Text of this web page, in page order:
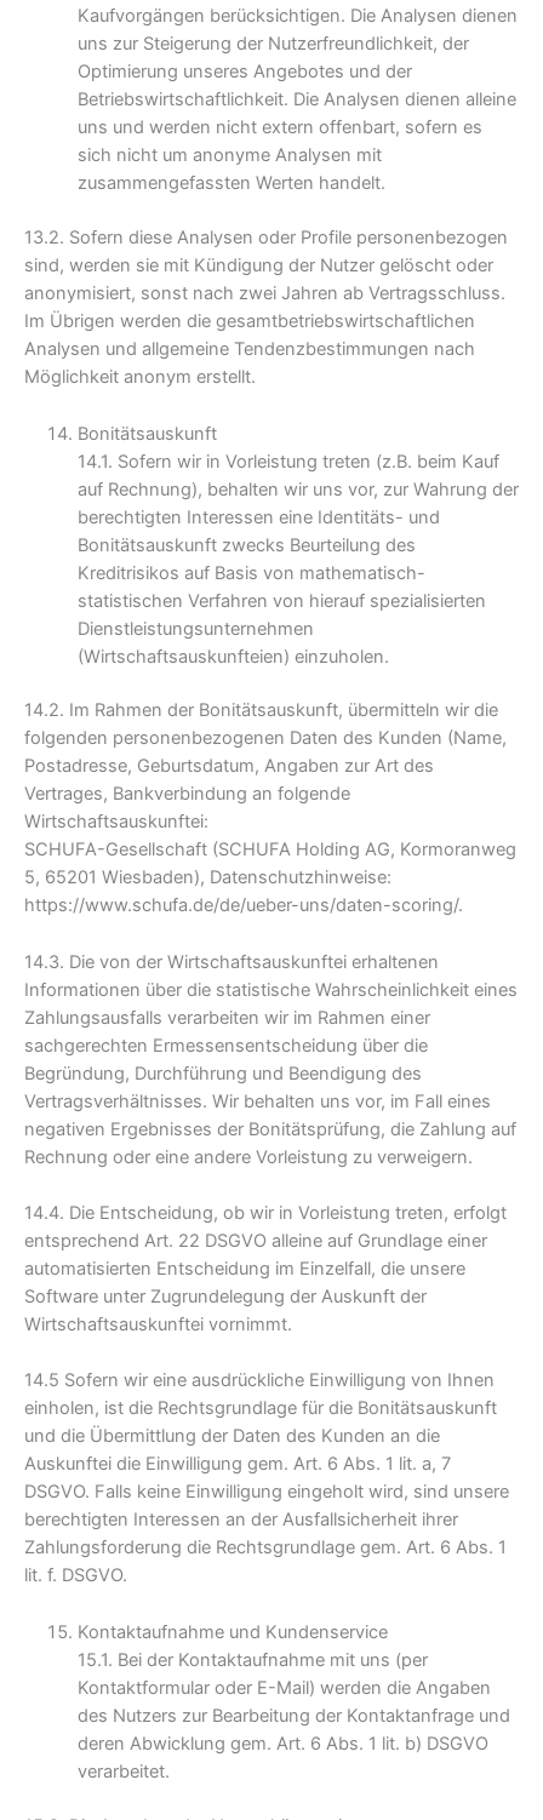
Kaufvorgängen berücksichtigen. Die Analysen dienen
uns zur Steigerung der Nutzerfreundlichkeit, der
Optimierung unseres Angebotes und der
Betriebswirtschaftlichkeit. Die Analysen dienen alleine
uns und werden nicht extern offenbart, sofern es
sich nicht um anonyme Analysen mit
zusammengefassten Werten handelt.
13.2. Sofern diese Analysen oder Profile personenbezogen
sind, werden sie mit Kündigung der Nutzer gelöscht oder
anonymisiert, sonst nach zwei Jahren ab Vertragsschluss.
Im Übrigen werden die gesamtbetriebswirtschaftlichen
Analysen und allgemeine Tendenzbestimmungen nach
Möglichkeit anonym erstellt.
Bonitätsauskunft
14.1. Sofern wir in Vorleistung treten (z.B. beim Kauf
auf Rechnung), behalten wir uns vor, zur Wahrung der
berechtigten Interessen eine Identitäts- und
Bonitätsauskunft zwecks Beurteilung des
Kreditrisikos auf Basis von mathematisch-
statistischen Verfahren von hierauf spezialisierten
Dienstleistungsunternehmen
(Wirtschaftsauskunfteien) einzuholen.
14.2. Im Rahmen der Bonitätsauskunft, übermitteln wir die
folgenden personenbezogenen Daten des Kunden (Name,
Postadresse, Geburtsdatum, Angaben zur Art des
Vertrages, Bankverbindung an folgende
Wirtschaftsauskunftei:
SCHUFA-Gesellschaft (SCHUFA Holding AG, Kormoranweg
5, 65201 Wiesbaden), Datenschutzhinweise:
https://www.schufa.de/de/ueber-uns/daten-scoring/.
14.3. Die von der Wirtschaftsauskunftei erhaltenen
Informationen über die statistische Wahrscheinlichkeit eines
Zahlungsausfalls verarbeiten wir im Rahmen einer
sachgerechten Ermessensentscheidung über die
Begründung, Durchführung und Beendigung des
Vertragsverhältnisses. Wir behalten uns vor, im Fall eines
negativen Ergebnisses der Bonitätsprüfung, die Zahlung auf
Rechnung oder eine andere Vorleistung zu verweigern.
14.4. Die Entscheidung, ob wir in Vorleistung treten, erfolgt
entsprechend Art. 22 DSGVO alleine auf Grundlage einer
automatisierten Entscheidung im Einzelfall, die unsere
Software unter Zugrundelegung der Auskunft der
Wirtschaftsauskunftei vornimmt.
14.5 Sofern wir eine ausdrückliche Einwilligung von Ihnen
einholen, ist die Rechtsgrundlage für die Bonitätsauskunft
und die Übermittlung der Daten des Kunden an die
Auskunftei die Einwilligung gem. Art. 6 Abs. 1 lit. a, 7
DSGVO. Falls keine Einwilligung eingeholt wird, sind unsere
berechtigten Interessen an der Ausfallsicherheit ihrer
Zahlungsforderung die Rechtsgrundlage gem. Art. 6 Abs. 1
lit. f. DSGVO.
Kontaktaufnahme und Kundenservice
15.1. Bei der Kontaktaufnahme mit uns (per
Kontaktformular oder E-Mail) werden die Angaben
des Nutzers zur Bearbeitung der Kontaktanfrage und
deren Abwicklung gem. Art. 6 Abs. 1 lit. b) DSGVO
verarbeitet.